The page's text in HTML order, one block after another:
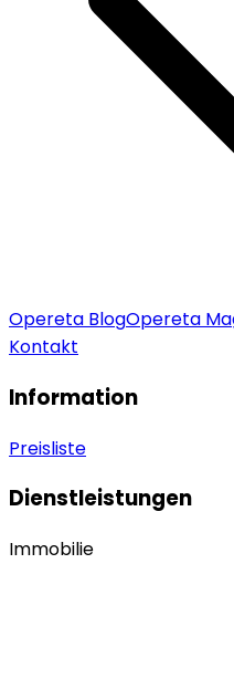
Opereta BlogOpereta
Kontakt
Information
Preisliste
Dienstleistungen
Immobilie